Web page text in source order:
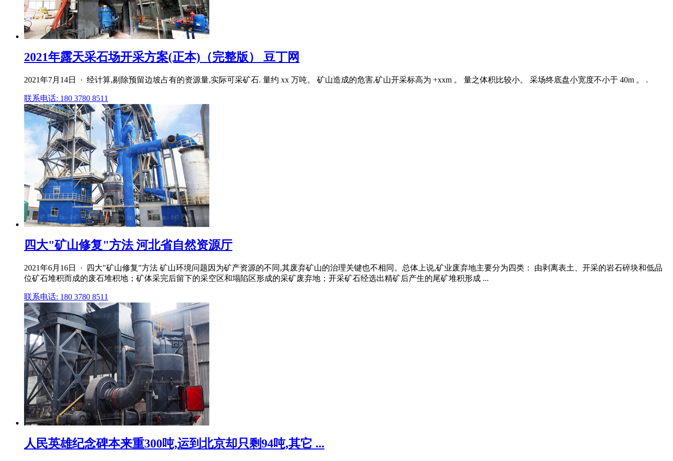
2021年露天采石场开采方案(正本)（完整版） 豆丁网
2021年7月14日 · 经计算,剔除预留边坡占有的资源量,实际可采矿石. 量约 xx 万吨。 矿山造成的危害,矿山开采标高为 +xxm 。 量之体积比较小。 采场终底盘小宽度不小于 40m 。 .
联系电话: 180 3780 8511
四大"矿山修复"方法 河北省自然资源厅
2021年6月16日 · 四大"矿山修复"方法 矿山环境问题因为矿产资源的不同,其废弃矿山的治理关键也不相同。总体上说,矿业废弃地主要分为四类： 由剥离表土、开采的岩石碎块和低品
位矿石堆积而成的废石堆积地；矿体采完后留下的采空区和塌陷区形成的采矿废弃地；开采矿石经选出精矿后产生的尾矿堆积形成 ...
联系电话: 180 3780 8511
人民英雄纪念碑本来重300吨,运到北京却只剩94吨,其它 ...